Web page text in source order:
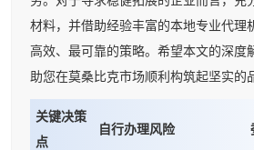
材料，并借助经验丰富的本地专业代理
高效、最可靠的策略。希望本文的深度
助您在莫桑比克市场顺利构筑起坚实的
关键决策
点
自行办理风险